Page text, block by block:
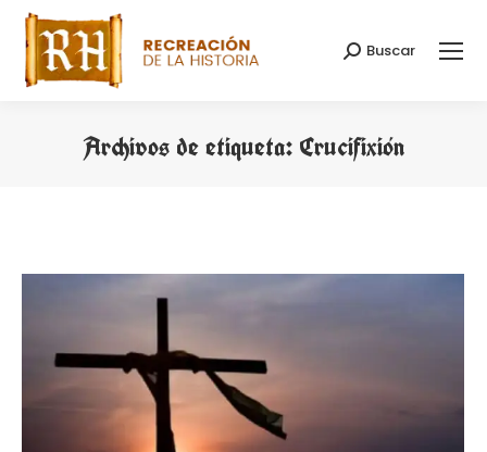
Buscar:
Buscar
Archivos de etiqueta: Crucifixión